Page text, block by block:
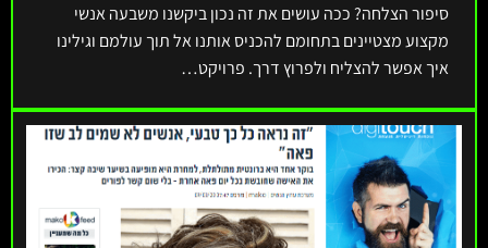
סיפור הצלחה? ככה עושים את זה נכון ביקשנו משבעה אנשי
מקצוע מצטיינים בתחומם להכניס אותנו אל תוך עולמם וגילינו
איך אפשר להצליח ולפרוץ דרך. פרויקט…